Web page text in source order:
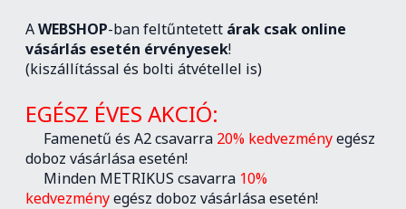
AWEBSHOP-ban feltűntetett árak csak online
vásárlás esetén érvényesek!
(kiszállítással és bolti átvétellel is)
EGÉSZ ÉVES AKCIÓ:
Famenetű és A2 csavarra 20% kedvezményegész
doboz vásárlása esetén!
Minden METRIKUS csavarra 10%
kedvezményegész doboz vásárlása esetén!